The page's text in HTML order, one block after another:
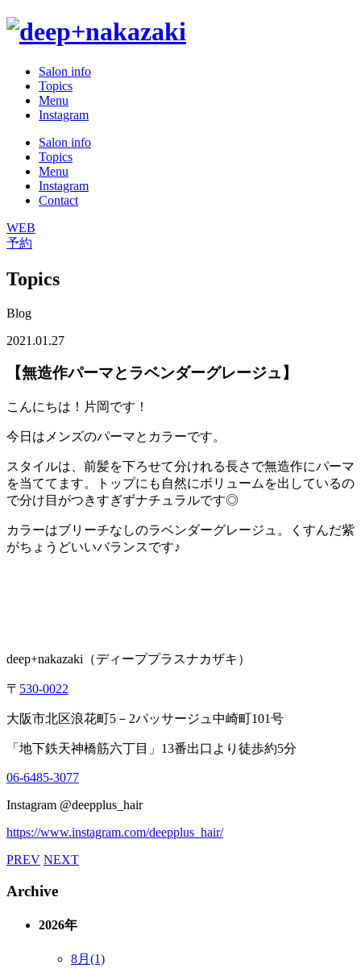
Salon info
Topics
Menu
Instagram
Salon info
Topics
Menu
Instagram
Contact
WEB
予約
Topics
Blog
2021.01.27
【無造作パーマとラベンダーグレージュ】
こんにちは！片岡です！
今日はメンズのパーマとカラーです。
スタイルは、前髪を下ろせて分けれる長さで無造作にパーマ
を当ててます。トップにも自然にボリュームを出しているの
で分け目がつきすぎずナチュラルです◎
カラーはブリーチなしのラベンダーグレージュ。くすんだ紫
がちょうどいいバランスです♪
deep+nakazaki （ディーププラスナカザキ）
〒 530-0022
大阪市北区浪花町5 － 2パッサージュ中崎町101号
「地下鉄天神橋筋六丁目」 13番出口より徒歩約5分
06-6485-3077
Instagram @deepplus_hair
https://www.instagram.com/deepplus_hair/
PREV NEXT
Archive
2026年
8月(1)